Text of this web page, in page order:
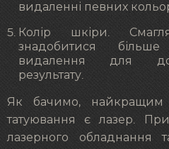
видаленні певних
Колір шкіри.
знадобитися
видалення для
результату.
Як бачимо, найкращим
татуювання є лазер. При
лазерного обладнання